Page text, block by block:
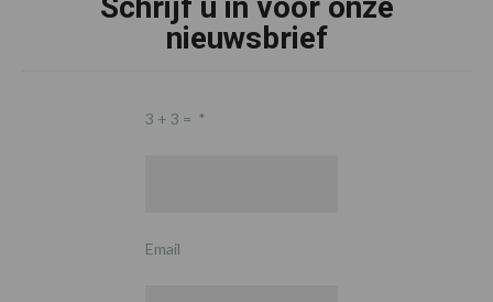
nieuwsbrief
3 + 3 = *
Email